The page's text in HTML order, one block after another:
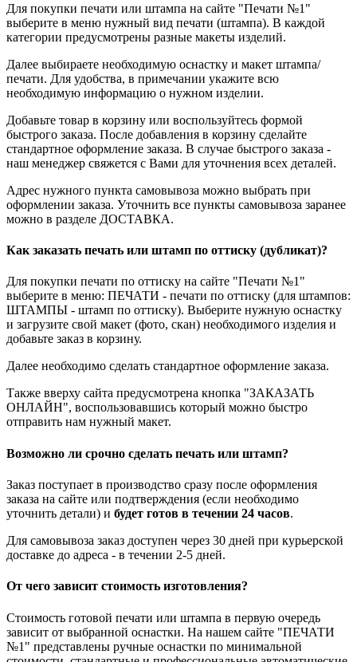
Для покупки печати или штампа на сайте "Печати №1"
выберите в меню нужный вид печати (штампа). В каждой
категории предусмотрены разные макеты изделий.
Далее выбираете необходимую оснастку и макет штампа/
печати. Для удобства, в примечании укажите всю
необходимую информацию о нужном изделии.
Добавьте товар в корзину или воспользуйтесь формой
быстрого заказа. После добавления в корзину сделайте
стандартное оформление заказа. В случае быстрого заказа -
наш менеджер свяжется с Вами для уточнения всех деталей.
Адрес нужного пункта самовывоза можно выбрать при
оформлении заказа. Уточнить все пункты самовывоза заранее
можно в разделе ДОСТАВКА.
Как заказать печать или штамп по оттиску (дубликат)?
Для покупки печати по оттиску на сайте "Печати №1"
выберите в меню: ПЕЧАТИ - печати по оттиску (для штампов:
ШТАМПЫ - штамп по оттиску). Выберите нужную оснастку
и загрузите свой макет (фото, скан) необходимого изделия и
добавьте заказ в корзину.
Далее необходимо сделать стандартное оформление заказа.
Также вверху сайта предусмотрена кнопка "ЗАКАЗАТЬ
ОНЛАЙН", воспользовавшись который можно быстро
отправить нам нужный макет.
Возможно ли срочно сделать печать или штамп?
Заказ поступает в производство сразу после оформления
заказа на сайте или подтверждения (если необходимо
уточнить детали) и будет готов в течении 24 часов.
Для самовывоза заказ доступен через 30 дней при курьерской
доставке до адреса - в течении 2-5 дней.
От чего зависит стоимость изготовления?
Стоимость готовой печати или штампа в первую очередь
зависит от выбранной оснастки. На нашем сайте "ПЕЧАТИ
№1" представлены ручные оснастки по минимальной